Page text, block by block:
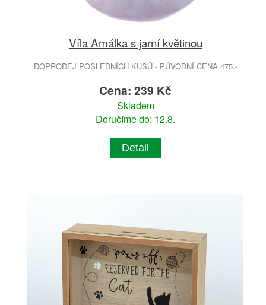
Víla Amálka s jarní květinou
DOPRODEJ POSLEDNÍCH KUSŮ - PŮVODNÍ CENA 475.-
Cena: 239 Kč
Skladem
Doručíme do: 12.8.
Detail